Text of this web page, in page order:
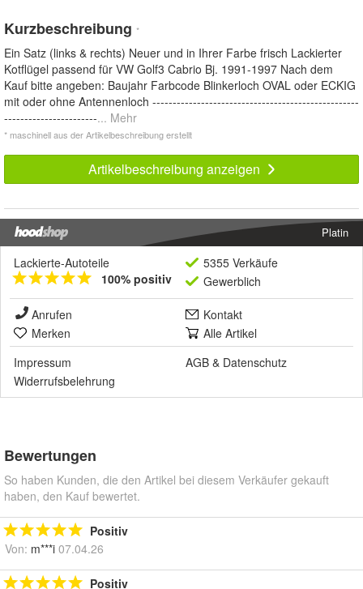
Kurzbeschreibung *
Ein Satz (links & rechts) Neuer und in Ihrer Farbe frisch Lackierter
Kotflügel passend für VW Golf3 Cabrio Bj. 1991-1997 Nach dem
Kauf bitte angeben: Baujahr Farbcode Blinkerloch OVAL oder ECKIG
mit oder ohne Antennenloch ---------------------------------------------------
-----------------------... Mehr
* maschinell aus der Artikelbeschreibung erstellt
Artikelbeschreibung anzeigen
Platin
Lackierte-Autoteile
100% positiv
5355 Verkäufe
Gewerblich
Anrufen
Kontakt
Merken
Alle Artikel
Impressum
AGB & Datenschutz
Widerrufsbelehrung
Bewertungen
So haben Kunden, die den Artikel bei diesem Verkäufer gekauft
haben, den Kauf bewertet.
Positiv
Von: m***i 07.04.26
Positiv